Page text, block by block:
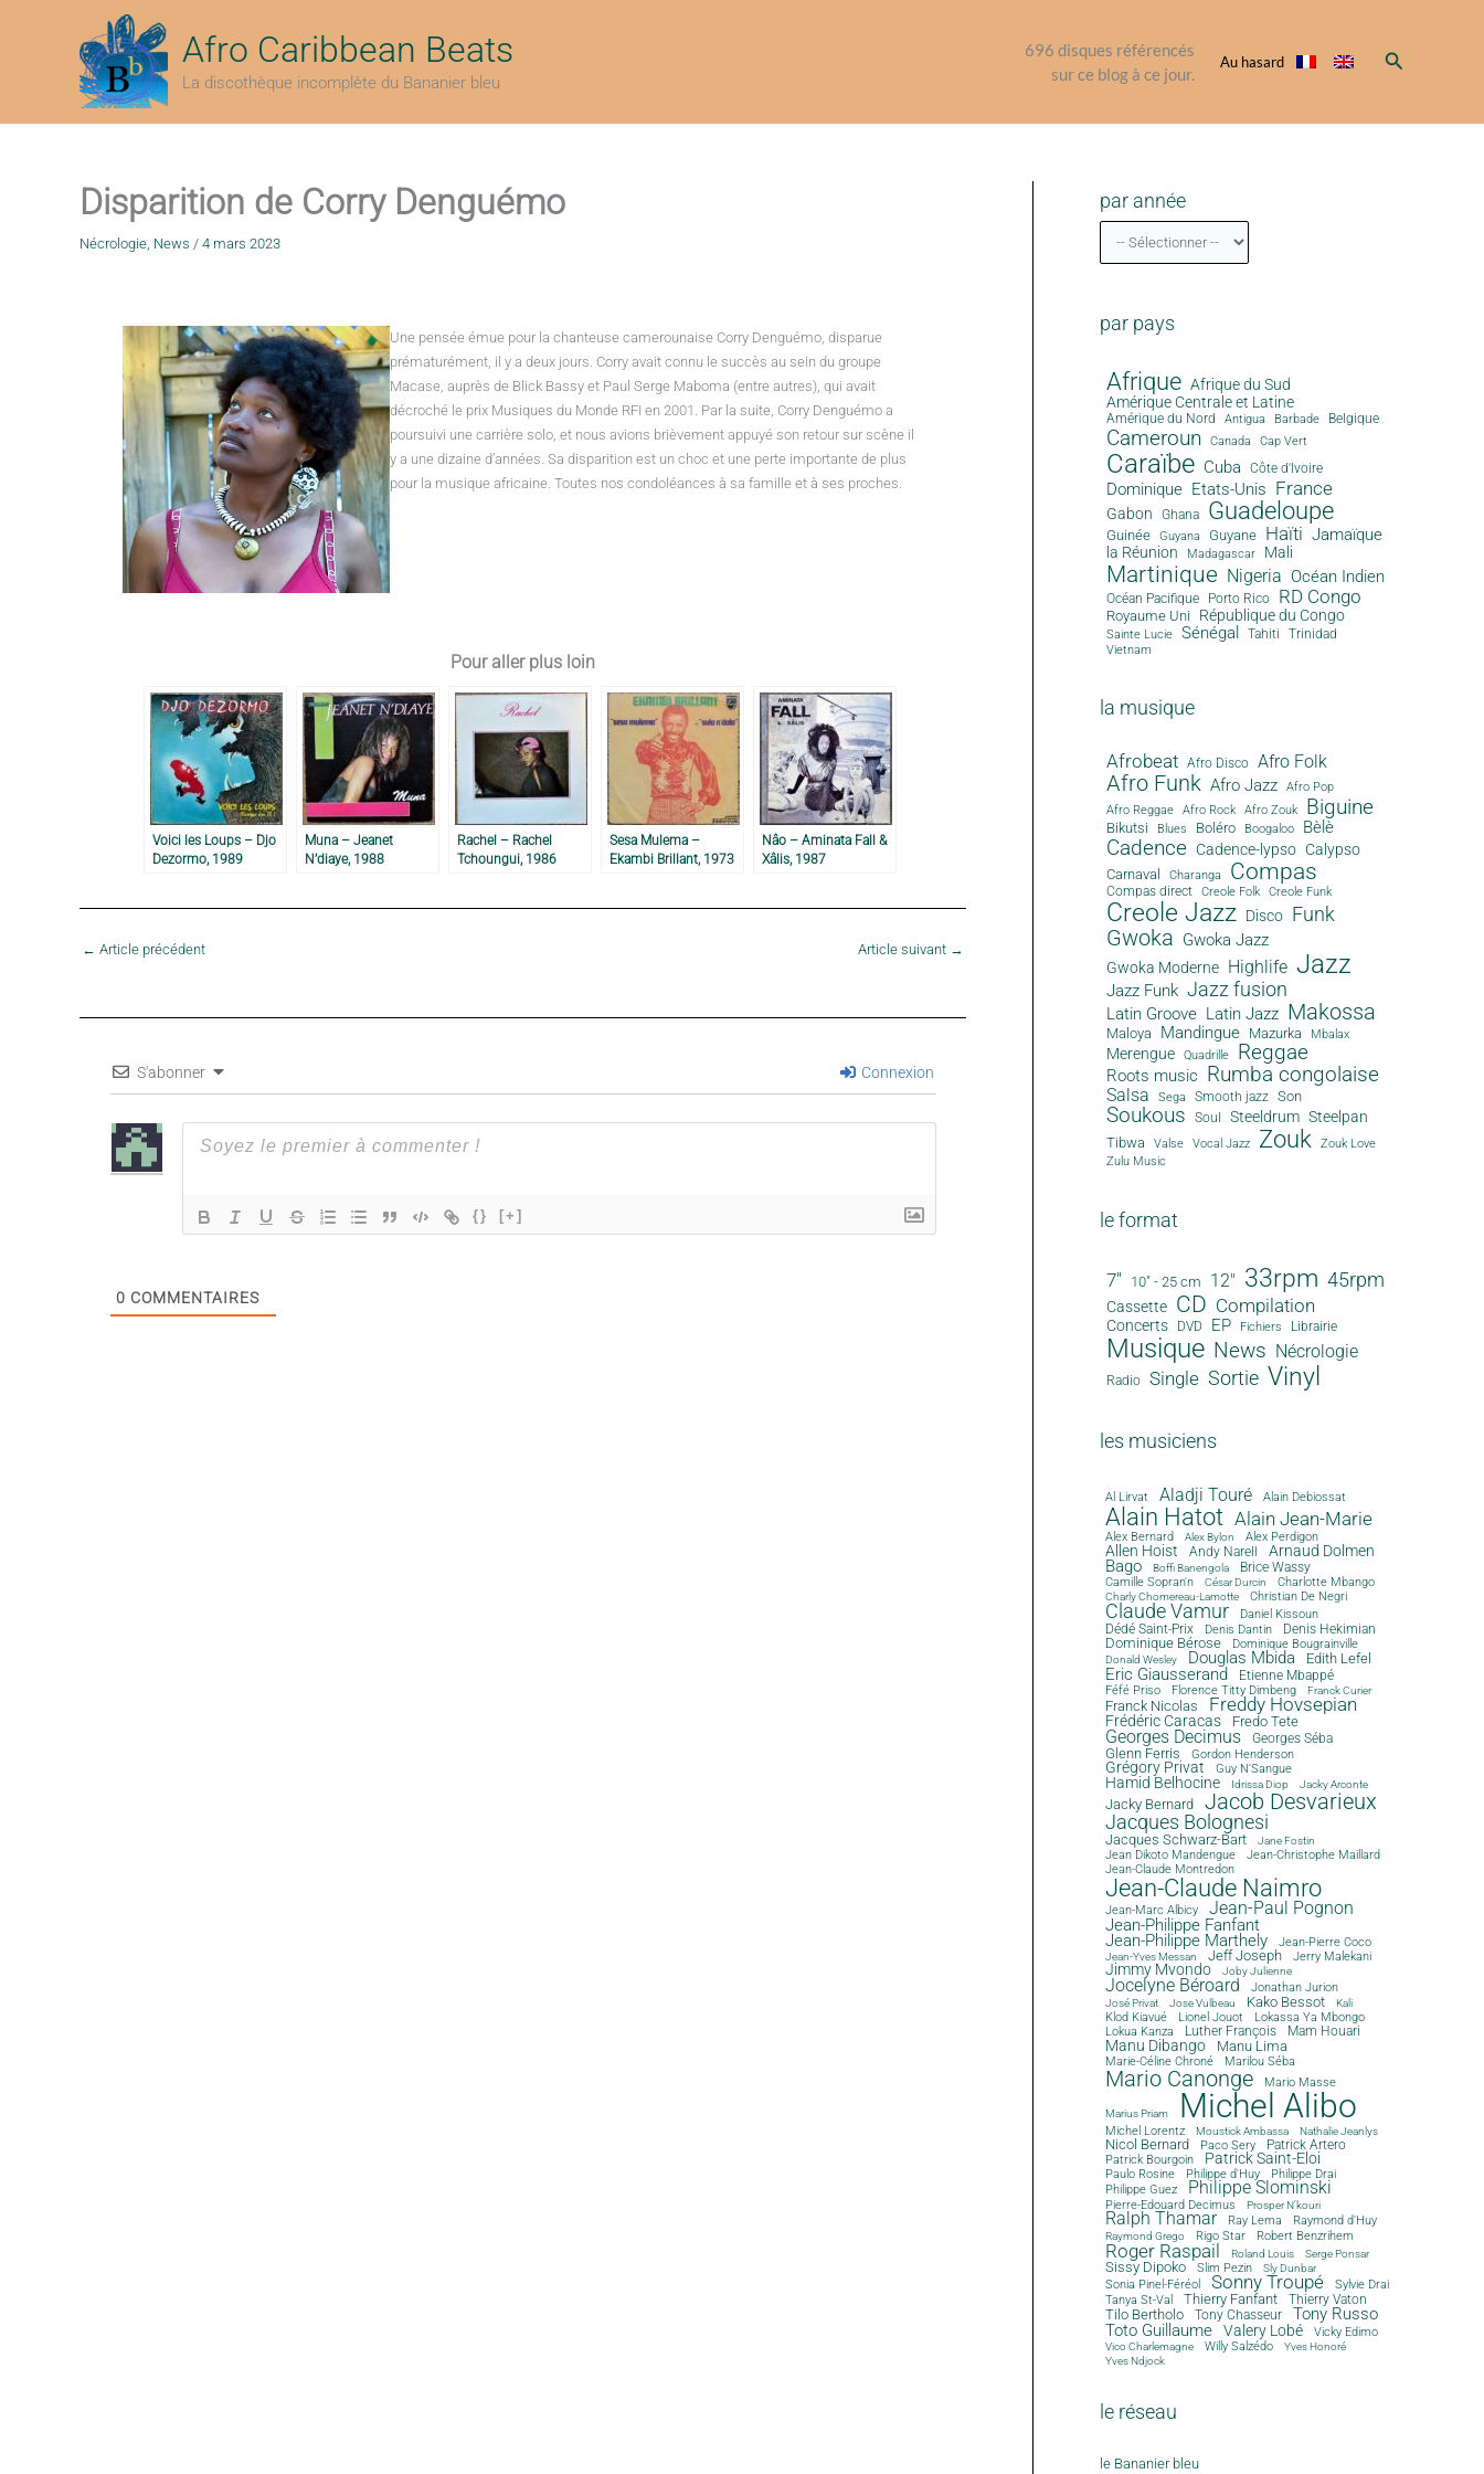
Afro Caribbean Beats
La discothèque incomplète du Bananier bleu
696 disques référencés
sur ce blog à ce jour.
Au hasard Rechercher
Disparition de Corry Denguémo
Nécrologie, News / 4 mars 2023
Une pensée émue pour la chanteuse camerounaise Corry Denguémo, disparue
prématurément, il y a deux jours. Corry avait connu le succès au sein du groupe
Macase, auprès de Blick Bassy et Paul Serge Maboma (entre autres), qui avait
décroché le prix Musiques du Monde RFI en 2001. Par la suite, Corry Denguémo a
poursuivi une carrière solo, et nous avions brièvement appuyé son retour sur scène il
y a une dizaine d’années. Sa disparition est un choc et une perte importante de plus
pour la musique africaine. Toutes nos condoléances à sa famille et à ses proches.
Pour aller plus loin
Voici les Loups – Djo
Dezormo, 1989
Muna – Jeanet
N’diaye, 1988
Rachel – Rachel
Tchoungui, 1986
Sesa Mulema –
Ekambi Brillant, 1973
Nâo – Aminata Fall &
Xâlis, 1987
← Article précédent Article suivant →
S'abonner Connexion
{} [+]
0 COMMENTAIRES
par année
par pays
Afrique Afrique du Sud
Amérique Centrale et Latine
Amérique du Nord Antigua Barbade Belgique
Cameroun Canada Cap Vert
Caraïbe Cuba Côte d'Ivoire
Dominique Etats-Unis France
Gabon Ghana Guadeloupe
Guinée Guyana Guyane Haïti Jamaïque
la Réunion Madagascar Mali
Martinique Nigeria Océan Indien
Océan Pacifique Porto Rico RD Congo
Royaume Uni République du Congo
Sainte Lucie Sénégal Tahiti Trinidad
Vietnam
la musique
Afrobeat Afro Disco Afro Folk
Afro Funk Afro Jazz
Afro Pop
Afro Reggae
Afro Rock Afro Zouk Biguine
Bikutsi Blues Boléro Boogaloo Bèlè
Cadence Cadence-lypso Calypso
Carnaval Charanga Compas
Compas direct Creole Folk Creole Funk
Creole Jazz Disco Funk
Gwoka Gwoka Jazz
Gwoka Moderne Highlife Jazz
Jazz Funk Jazz fusion
Latin Groove Latin Jazz Makossa
Maloya Mandingue Mazurka Mbalax
Merengue Quadrille Reggae
Roots music Rumba congolaise
Salsa Sega Smooth jazz Son
Soukous Soul Steeldrum Steelpan
Tibwa Valse Vocal Jazz Zouk
Zouk Love
Zulu Music
le format
7" 10" - 25 cm 12" 33rpm 45rpm
Cassette CD Compilation
Concerts DVD EP Fichiers Librairie
Musique News Nécrologie
Radio Single Sortie Vinyl
les musiciens
Al Lirvat Aladji Touré Alain Debiossat
Alain Hatot Alain Jean-Marie
Alex Bernard Alex Bylon Alex Perdigon
Allen Hoist Andy Narell Arnaud Dolmen
Bago Boffi Banengola
Brice Wassy
Camille Sopran'n
César Durcin Charlotte Mbango
Charly Chomereau-Lamotte Christian De Negri
Claude Vamur Daniel Kissoun
Dédé Saint-Prix Denis Dantin Denis Hekimian
Dominique Bérose Dominique Bougrainville
Donald Wesley Douglas Mbida Edith Lefel
Eric Giausserand Etienne Mbappé
Féfé Priso Florence Titty Dimbeng Franck Curier
Franck Nicolas Freddy Hovsepian
Frédéric Caracas Fredo Tete
Georges Decimus Georges Séba
Glenn Ferris Gordon Henderson
Grégory Privat Guy N'Sangue
Hamid Belhocine Idrissa Diop Jacky Arconte
Jacky Bernard Jacob Desvarieux
Jacques Bolognesi
Jacques Schwarz-Bart Jane Fostin
Jean Dikoto Mandengue
Jean-Christophe Maillard
Jean-Claude Montredon
Jean-Claude Naimro
Jean-Marc Albicy Jean-Paul Pognon
Jean-Philippe Fanfant
Jean-Philippe Marthely Jean-Pierre Coco
Jean-Yves Messan Jeff Joseph Jerry Malekani
Jimmy Mvondo Joby Julienne
Jocelyne Béroard Jonathan Jurion
José Privat Jose Vulbeau Kako Bessot Kali
Klod Kiavué Lionel Jouot
Lokassa Ya Mbongo
Lokua Kanza
Luther François Mam Houari
Manu Dibango Manu Lima
Marie-Céline Chroné Marilou Séba
Mario Canonge Mario Masse
Marius Priam Michel Alibo
Michel Lorentz Moustick Ambassa Nathalie Jeanlys
Nicol Bernard Paco Sery
Patrick Artero
Patrick Bourgoin
Patrick Saint-Eloi
Paulo Rosine Philippe d'Huy
Philippe Drai
Philippe Guez
Philippe Slominski
Pierre-Edouard Decimus Prosper N'kouri
Ralph Thamar Ray Lema Raymond d'Huy
Raymond Grego Rigo Star Robert Benzrihem
Roger Raspail Roland Louis Serge Ponsar
Sissy Dipoko Slim Pezin Sly Dunbar
Sonia Pinel-Féréol Sonny Troupé Sylvie Drai
Tanya St-Val Thierry Fanfant Thierry Vaton
Tilo Bertholo Tony Chasseur
Tony Russo
Toto Guillaume
Valery Lobé Vicky Edimo
Vico Charlemagne Willy Salzédo
Yves Honoré
Yves Ndjock
le réseau
le Bananier bleu